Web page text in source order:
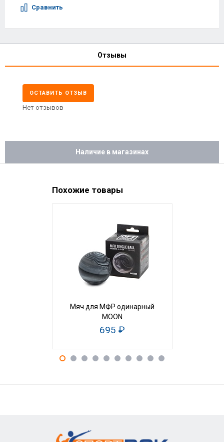
Сравнить
Отзывы
ОСТАВИТЬ ОТЗЫВ
Нет отзывов
Наличие в магазинах
Похожие товары
Мяч для МФР одинарный
MOON
695 ₽